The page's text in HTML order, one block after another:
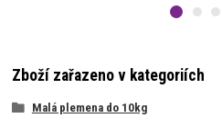
Zboží zařazeno v kategoriích
Malá plemena do 10kg